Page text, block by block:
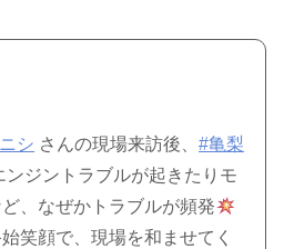
シ さんの現場来訪後、#亀梨
ンジントラブルが起きたりモ
、なぜかトラブルが頻発
笑顔で、現場を和ませてく